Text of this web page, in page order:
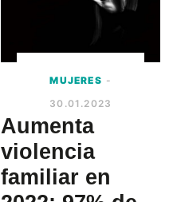
MUJERES -
30.01.2023
Aumenta
violencia
familiar en